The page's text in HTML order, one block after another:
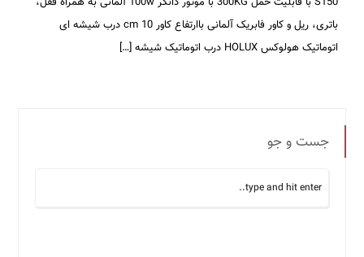
باتری، ریل و کاور فابریک آلمانی باارتفاع کاور cm 10 درب شیشه ای
اتوماتیک هولوکس HOLUX درب اتوماتیک شیشه […]
جست و جو